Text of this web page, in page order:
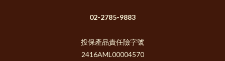
02-2785-9883
投保產品責任險字號
2416AML00004570